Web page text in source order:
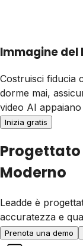
Immagine del
Costruisci fiducia
dorme mai,
video AI
Inizia gratis
Progettato
Moderno
Leadde è
accuratezza e
Prenota una demo